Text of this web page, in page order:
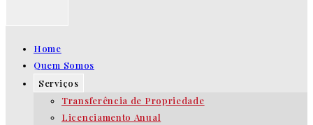
Home
Quem Somos
Serviços
Transferência de Propriedade
Licenciamento Anual